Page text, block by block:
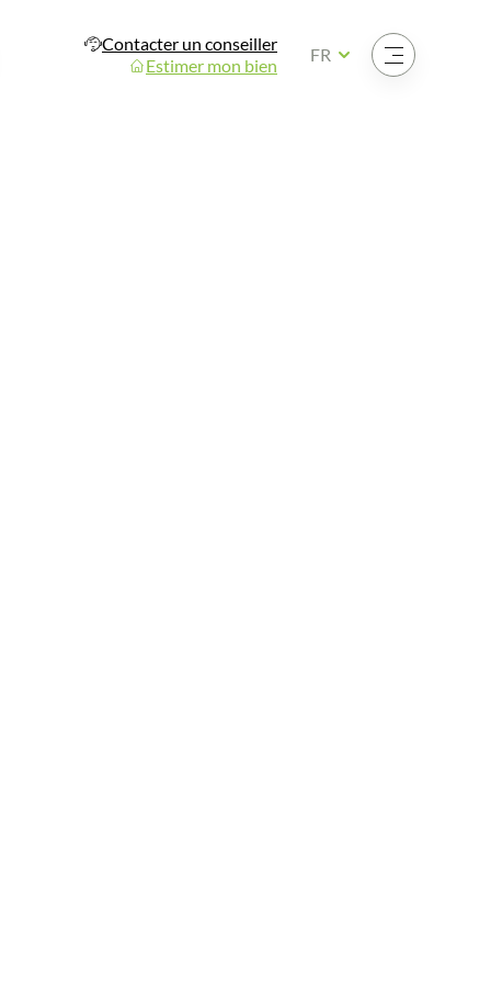
Contacter un conseiller
Estimer mon bien
Ouvrir le menu
FR